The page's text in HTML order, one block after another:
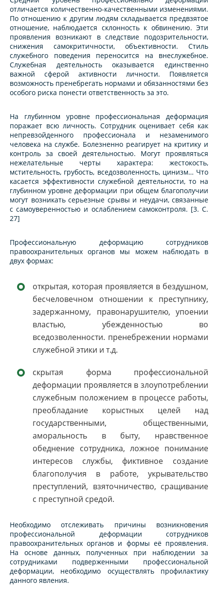
отличается количественно-качественными изменениями.
По отношению к другим людям складывается предвзятое
отношение, наблюдается склонность к обвинению. Эти
проявления возникают в следствие подозрительности,
снижения самокритичности, объективности. Стиль
служебного поведения переносится на внеслужебное.
Служебная деятельность оказывается единственно
важной сферой активности личности. Появляется
возможность пренебрегать нормами и обязанностями без
особого риска понести ответственность за это.
На глубинном уровне профессиональная деформация
поражает всю личность. Сотрудник оценивает себя как
непревзойденного профессионала и незаменимого
человека на службе. Болезненно реагирует на критику и
контроль за своей деятельностью. Могут проявляться
нежелательные черты характера: жестокость,
мстительность, грубость, вседозволенность, цинизм… Что
касается эффективности служебной деятельности, то на
глубинном уровне деформации при общем благополучии
могут возникать серьезные срывы и неудачи, связанные
с самоуверенностью и ослаблением самоконтроля. [3. С.
27]
Профессиональную деформацию сотрудников
правоохранительных органов мы можем наблюдать в
двух формах:
открытая, которая проявляется в бездушном,
бесчеловечном отношении к преступнику,
задержанному, правонарушителю, упоении
властью, убежденностью во
вседозволенности. пренебрежении нормами
служебной этики и т.д.
скрытая форма профессиональной
деформации проявляется в злоупотреблении
служебным положением в процессе работы,
преобладание корыстных целей над
государственными, общественными,
аморальность в быту, нравственное
обеднение сотрудника, ложное понимание
интересов службы, фиктивное создание
благополучия в работе, укрывательство
преступлений, взяточничество, сращивание
с преступной средой.
Необходимо отслеживать причины возникновения
профессиональной деформации сотрудников
правоохранительных органов и формы её проявления.
На основе данных, полученных при наблюдении за
сотрудниками подверженными профессиональной
деформации, необходимо осуществлять профилактику
данного явления.